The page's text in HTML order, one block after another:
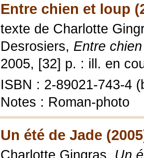
Entre chien et loup
texte de Charlotte
Desrosiers, Entre
2005, [32] p. : ill. en
ISBN : 2-89021-743-4
Notes : Roman-photo
Un été de Jade
Charlotte Gingras, Un